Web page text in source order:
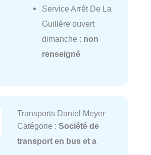
Service Arrêt De La
Guillère ouvert
dimanche : non
renseigné
Transports Daniel Meyer
Catégorie : Société de
transport en bus et a